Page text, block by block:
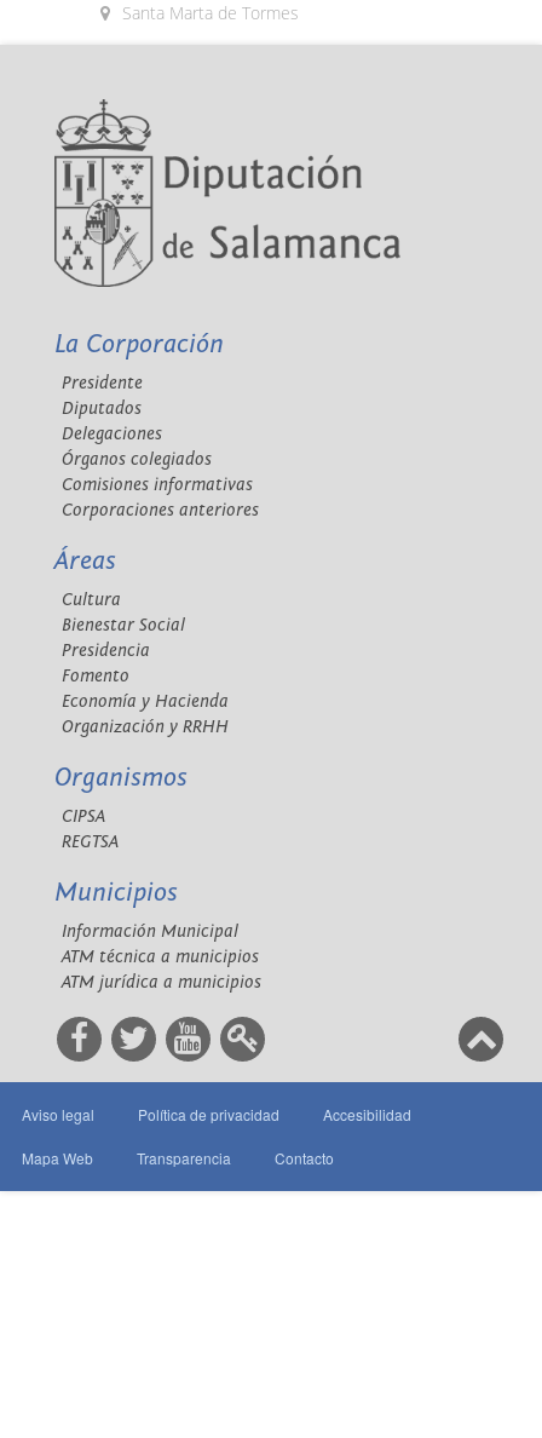
Santa Marta de Tormes
La Corporación
Presidente
Diputados
Delegaciones
Órganos colegiados
Comisiones informativas
Corporaciones anteriores
Áreas
Cultura
Bienestar Social
Presidencia
Fomento
Economía y Hacienda
Organización y RRHH
Organismos
CIPSA
REGTSA
Municipios
Información Municipal
ATM técnica a municipios
ATM jurídica a municipios
Aviso legal Política de privacidad Accesibilidad
Mapa Web Transparencia Contacto